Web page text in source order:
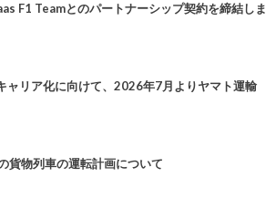
F1 Teamとのパートナーシップ契約を締結しま
ャリア化に向けて、2026年7月よりヤマト運輸
貨物列車の運転計画について